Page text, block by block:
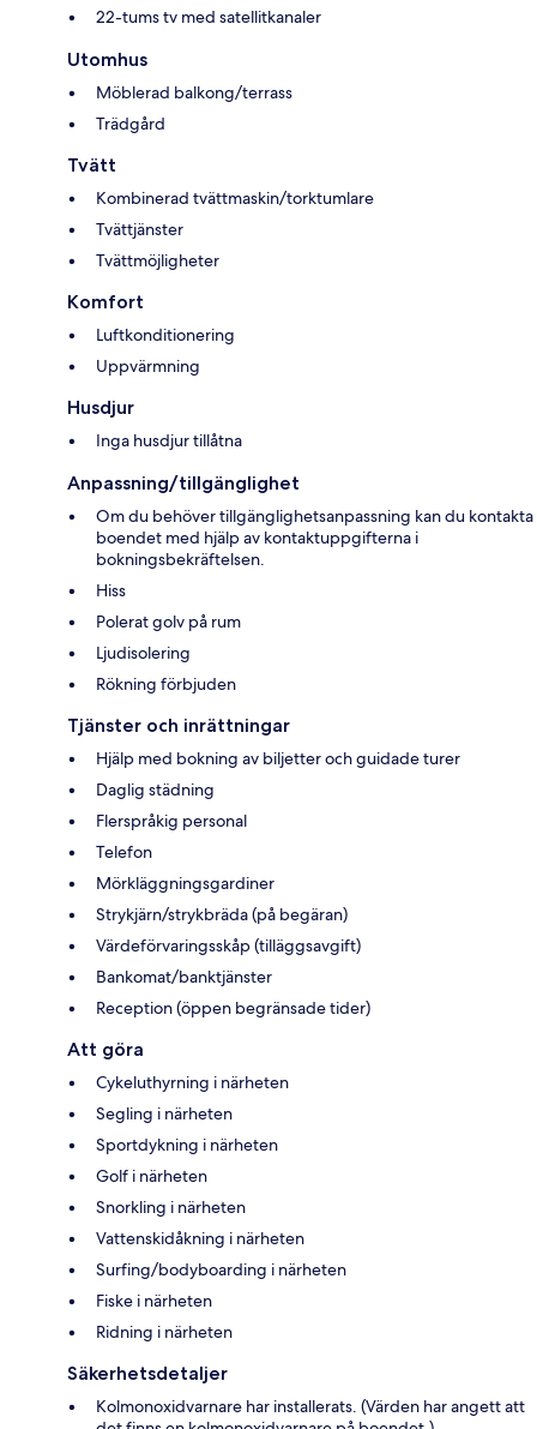
22-tums tv med satellitkanaler
Utomhus
Möblerad balkong/terrass
Trädgård
Tvätt
Kombinerad tvättmaskin/torktumlare
Tvättjänster
Tvättmöjligheter
Komfort
Luftkonditionering
Uppvärmning
Husdjur
Inga husdjur tillåtna
Anpassning/tillgänglighet
Om du behöver tillgänglighetsanpassning kan du kontakta
boendet med hjälp av kontaktuppgifterna i
bokningsbekräftelsen.
Hiss
Polerat golv på rum
Ljudisolering
Rökning förbjuden
Tjänster och inrättningar
Hjälp med bokning av biljetter och guidade turer
Daglig städning
Flerspråkig personal
Telefon
Mörkläggningsgardiner
Strykjärn/strykbräda (på begäran)
Värdeförvaringsskåp (tilläggsavgift)
Bankomat/banktjänster
Reception (öppen begränsade tider)
Att göra
Cykeluthyrning i närheten
Segling i närheten
Sportdykning i närheten
Golf i närheten
Snorkling i närheten
Vattenskidåkning i närheten
Surfing/bodyboarding i närheten
Fiske i närheten
Ridning i närheten
Säkerhetsdetaljer
Kolmonoxidvarnare har installerats. (Värden har angett att